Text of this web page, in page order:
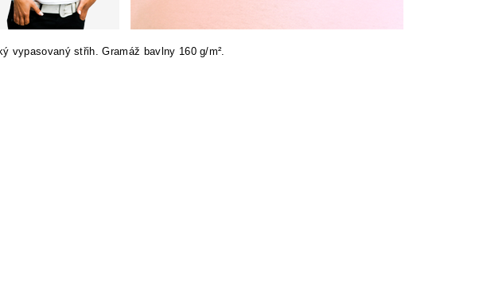
vypasovaný střih. Gramáž bavlny 160 g/m².